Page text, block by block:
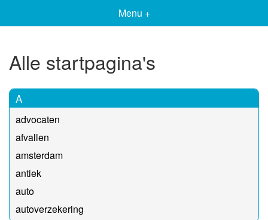
Menu +
Alle startpagina's
A
advocaten
afvallen
amsterdam
antiek
auto
autoverzekering